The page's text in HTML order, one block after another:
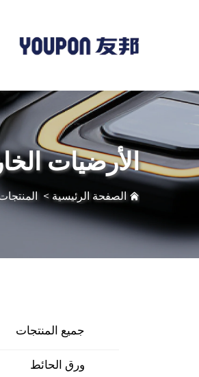
الأرضيات
الصفحة الرئيسية >
جميع المنتجات
ورق الحائط